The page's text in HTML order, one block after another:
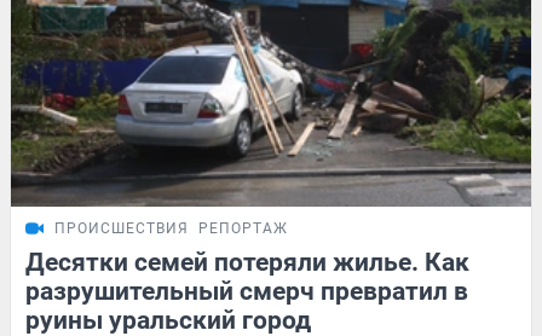
ПРОИСШЕСТВИЯ РЕПОРТАЖ
Десятки семей потеряли жилье. Как
разрушительный смерч превратил в
руины уральский город